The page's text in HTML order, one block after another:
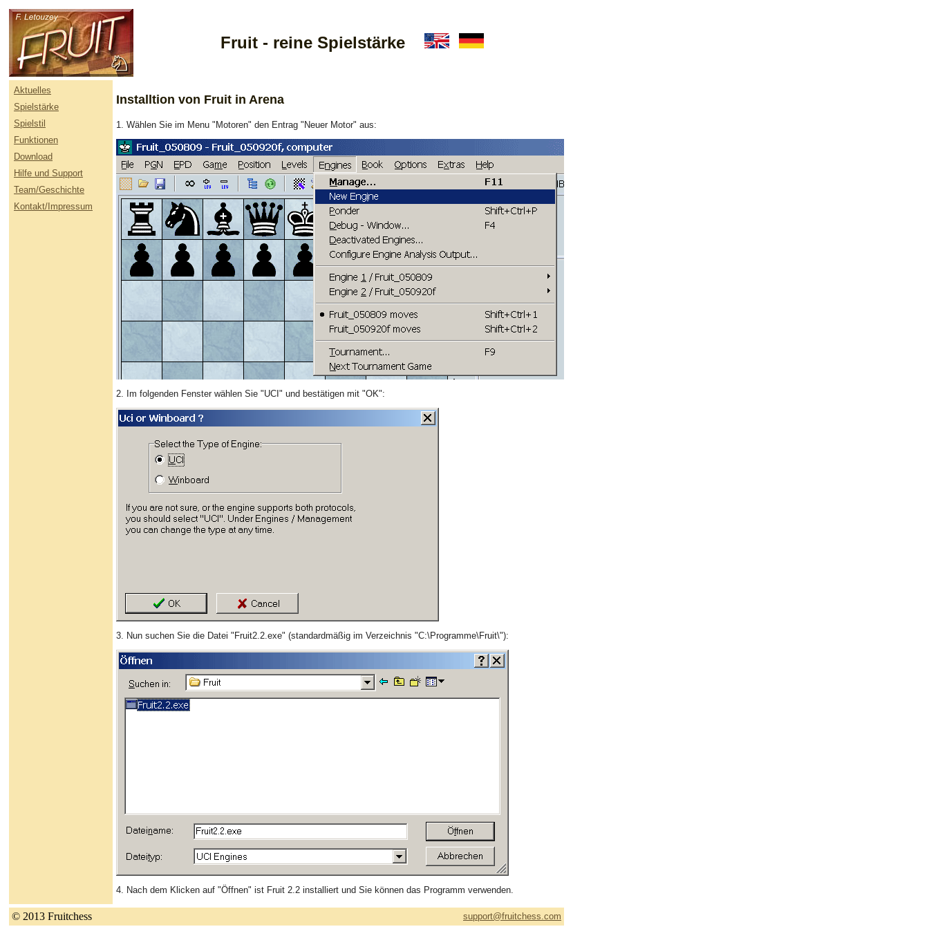
Fruit - reine Spielstärke
Aktuelles
Spielstärke
Spielstil
Funktionen
Download
Hilfe und Support
Team/Geschichte
Kontakt/Impressum
Installtion von Fruit in Arena
1. Wählen Sie im Menu "Motoren" den Entrag "Neuer Motor" aus:
2. Im folgenden Fenster wählen Sie "UCI" und bestätigen mit "OK":
3. Nun suchen Sie die Datei "Fruit2.2.exe" (standardmäßig im Verzeichnis "C:\Programme\Fruit\"):
4. Nach dem Klicken auf "Öffnen" ist Fruit 2.2 installiert und Sie können das Programm verwenden.
© 2013 Fruitchess support@fruitchess.com